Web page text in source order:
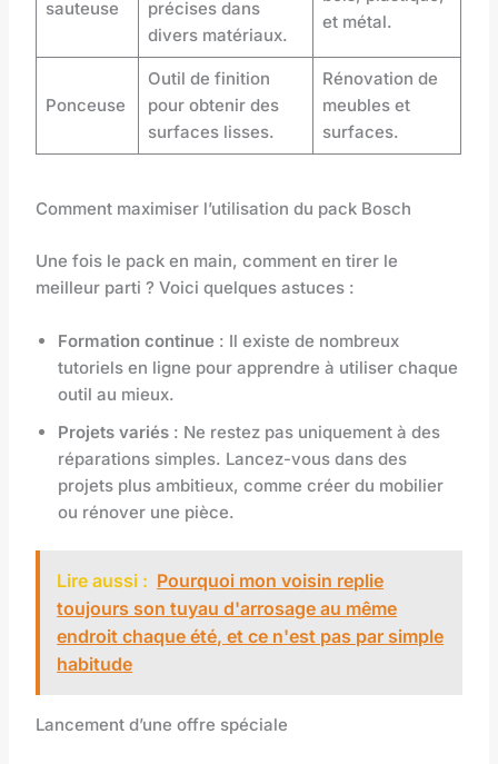
sauteuse
précises dans
divers matériaux.
et métal.
Ponceuse
Outil de finition
pour obtenir des
surfaces lisses.
Rénovation de
meubles et
surfaces.
Comment maximiser l’utilisation du pack Bosch
Une fois le pack en main, comment en tirer le
meilleur parti ? Voici quelques astuces :
Formation continue : Il existe de nombreux
tutoriels en ligne pour apprendre à utiliser chaque
outil au mieux.
Projets variés : Ne restez pas uniquement à des
réparations simples. Lancez-vous dans des
projets plus ambitieux, comme créer du mobilier
ou rénover une pièce.
Lire aussi : Pourquoi mon voisin replie
toujours son tuyau d'arrosage au même
endroit chaque été, et ce n'est pas par simple
habitude
Lancement d’une offre spéciale